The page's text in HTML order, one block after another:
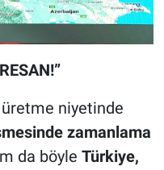
niyetinde
zamanlama
da böyle Türkiye,